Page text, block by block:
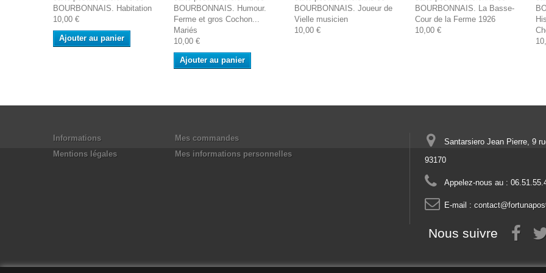
BOURBONNAIS. Habitation
10,00 €
Ajouter au panier
BOURBONNAIS. Humour.
Ferme et gros Cochon...
Mariés
10,00 €
Ajouter au panier
BOURBONNAIS. Joueur de
Vielle musicien
10,00 €
BOURBONNAIS. La Basse-
Cour de la Ferme 1926
10,00 €
Informations
Mentions légales
Mes commandes
Mes informations personnelles
Santarsiero Jean Pierre, 9
93170
Appelez-nous au :
E-mail :
Nous suivre